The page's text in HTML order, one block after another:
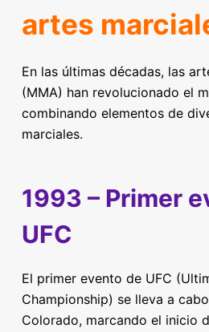
artes
En las últimas décadas, las
(MMA) han revolucionado el
combinando elementos de
marciales.
1993 – Primer
UFC
El primer evento de UFC
Championship) se lleva a
Colorado, marcando el inicio